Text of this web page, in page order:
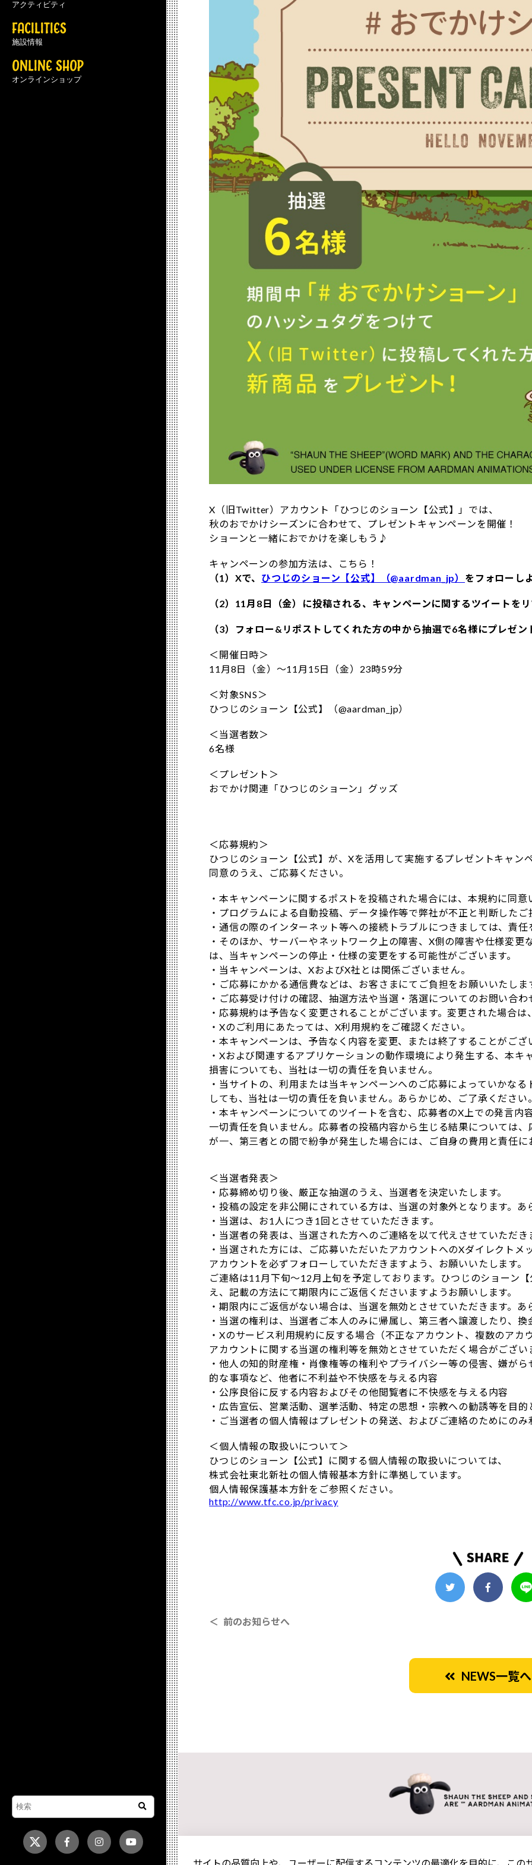
アクティビティ
FACILITIES
施設情報
ONLINE SHOP
オンラインショップ
X（旧Twitter）アカウント「ひつじのショーン【公式】」では、
秋のおでかけシーズンに合わせて、プレゼントキャンペーンを開催！
ショーンと一緒におでかけを楽しもう♪
キャンペーンの参加方法は、こちら！
（1）Xで、 ひつじのショーン【公式】（@aardman_jp） をフォローし
（2）11月8日（金）に投稿される、キャンペーンに関するツイートを
（3）フォロー&リポストしてくれた方の中から抽選で6名様にプレゼン
＜開催日時＞
11月8日（金）～11月15日（金）23時59分
＜対象SNS＞
ひつじのショーン【公式】（@aardman_jp）
＜当選者数＞
6名様
＜プレゼント＞
おでかけ関連「ひつじのショーン」グッズ
＜応募規約＞
ひつじのショーン【公式】が、Xを活用して実施するプレゼントキャン
同意のうえ、ご応募ください。
・本キャンペーンに関するポストを投稿された場合には、本規約に同意
・プログラムによる自動投稿、データ操作等で弊社が不正と判断した
・通信の際のインターネット等への接続トラブルにつきましては、責任
・そのほか、サーバーやネットワーク上の障害、X側の障害や仕様変
は、当キャンペーンの停止・仕様の変更をする可能性がございます。
・当キャンペーンは、XおよびX社とは関係ございません。
・ご応募にかかる通信費などは、お客さまにてご負担をお願いいたしま
・ご応募受け付けの確認、抽選方法や当選・落選についてのお問い合わ
・応募規約は予告なく変更されることがございます。変更された場合は
・Xのご利用にあたっては、X利用規約をご確認ください。
・本キャンペーンは、予告なく内容を変更、または終了することがござ
・Xおよび関連するアプリケーションの動作環境により発生する、本
損害についても、当社は一切の責任を負いません。
・当サイトの、利用または当キャンペーンへのご応募によっていかな
しても、当社は一切の責任を負いません。あらかじめ、ご了承ください。
・本キャンペーンについてのツイートを含む、応募者のX上での発言
一切責任を負いません。応募者の投稿内容から生じる結果については
が一、第三者との間で紛争が発生した場合には、ご自身の費用と責任に
＜当選者発表＞
・応募締め切り後、厳正な抽選のうえ、当選者を決定いたします。
・投稿の設定を非公開にされている方は、当選の対象外となります。あ
・当選は、お1人につき1回とさせていただきます。
・当選者の発表は、当選された方へのご連絡を以て代えさせていただき
・当選された方には、ご応募いただいたアカウントへのXダイレクトメ
アカウントを必ずフォローしていただきますよう、お願いいたします。
ご連絡は11月下旬～12月上旬を予定しております。ひつじのショーン
え、記載の方法にて期限内にご返信くださいますようお願いします。
・期限内にご返信がない場合は、当選を無効とさせていただきます。あ
・当選の権利は、当選者ご本人のみに帰属し、第三者へ譲渡したり、換
・Xのサービス利用規約に反する場合（不正なアカウント、複数のア
アカウントに関する当選の権利等を無効とさせていただく場合がござい
・他人の知的財産権・肖像権等の権利やプライバシー等の侵害、嫌が
的な事項など、他者に不利益や不快感を与える内容
・公序良俗に反する内容およびその他閲覧者に不快感を与える内容
・広告宣伝、営業活動、選挙活動、特定の思想・宗教への勧誘等を目的
・ご当選者の個人情報はプレゼントの発送、およびご連絡のためにのみ
＜個人情報の取扱いについて＞
ひつじのショーン【公式】に関する個人情報の取扱いについては、
株式会社東北新社の個人情報基本方針に準拠しています。
個人情報保護基本方針をご参照ください。
http://www.tfc.co.jp/privacy
＜ 前のお知らせへ
NEWS一覧へ